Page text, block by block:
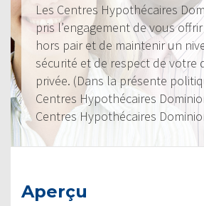
Les Centres Hypothécaires
pris l’engagement de vous
hors pair et de maintenir un
sécurité et de respect de votre
privée. (Dans la présente
Centres Hypothécaires
Centres Hypothécaires
Aperçu